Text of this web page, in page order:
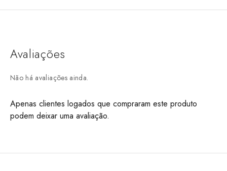
Avaliações
Não há avaliações ainda.
Apenas clientes logados que compraram este produto
podem deixar uma avaliação.